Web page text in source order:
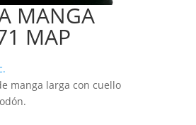
MANGA
MAP
manga larga con cuello